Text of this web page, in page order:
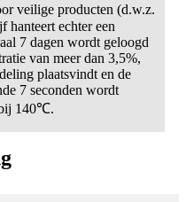
veilige producten (d.w.z.
echter een
7 dagen wordt geloogd
van meer dan 3,5%,
plaatsvindt en de
7 seconden wordt
bij 140℃.